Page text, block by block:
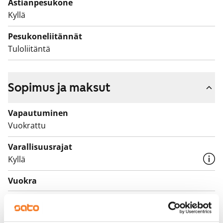
Astianpesukone
Kyllä
Pesukoneliitännät
Tuloliitäntä
Sopimus ja maksut
Vapautuminen
Vuokrattu
Varallisuusrajat
Kyllä
Vuokra
Vuokravakuus
0 €